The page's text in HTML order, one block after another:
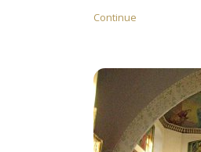
Continue